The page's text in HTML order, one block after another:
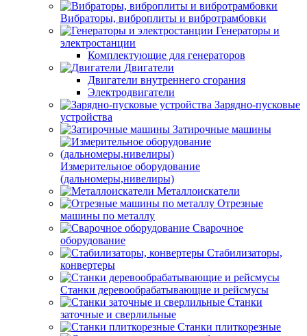
Вибраторы, виброплиты и вибротрамбовки
Генераторы и
электростанции
Комплектующие для генераторов
Двигатели
Двигатели внутреннего сгорания
Электродвигатели
Зарядно-пусковые
устройства
Затирочные машины
Измерительное оборудование
(дальномеры,нивелиры)
Металлоискатели
Отрезные
машины по металлу
Сварочное
оборудование
Стабилизаторы,
конвертеры
Станки деревообрабатывающие и рейсмусы
Станки
заточные и сверлильные
Станки плиткорезные